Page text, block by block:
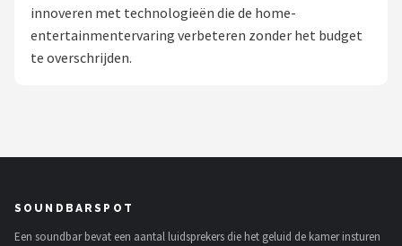
Power Dynamics
JBL
innoveren met technologieën die de home-
entertainmentervaring verbeteren zonder het budget
te overschrijden.
SOUNDBARSPOT
Een soundbar bevat een aantal luidsprekers die het geluid de kamer insturen